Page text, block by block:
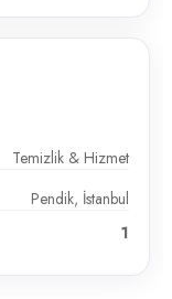
Temizlik & Hizmet
Pendik, İstanbul
1